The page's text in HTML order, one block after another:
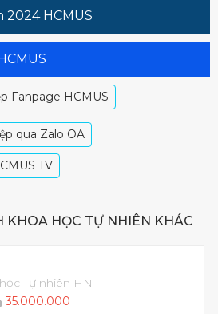
HCMUS
Fanpage HCMUS
qua Zalo OA
TV
KHOA HỌC TỰ NHIÊN KHÁC
Tự nhiên HN
35.000.000